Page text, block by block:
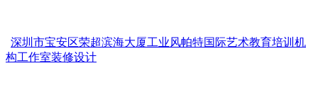
深圳市宝安区荣超滨海大厦工业风帕特国际艺术教育培训机
构工作室装修设计